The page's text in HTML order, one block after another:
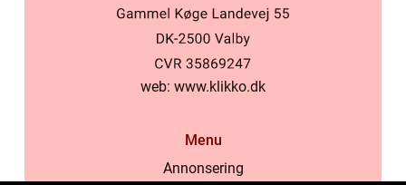
web: www.klikko.dk
Menu
Annonsering